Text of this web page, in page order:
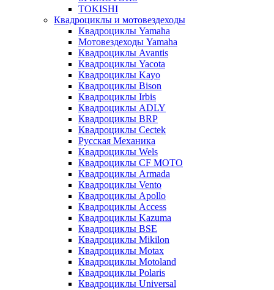
TOKISHI
Квадроциклы и мотовездеходы
Квадроциклы Yamaha
Мотовездеходы Yamaha
Квадроциклы Avantis
Квадроциклы Yacota
Квадроциклы Kayo
Квадроциклы Bison
Квадроциклы Irbis
Квадроциклы ADLY
Квадроциклы BRP
Квадроциклы Cectek
Русская Механика
Квадроциклы Wels
Квадроциклы CF MOTO
Квадроциклы Armada
Квадроциклы Vento
Квадроциклы Apollo
Квадроциклы Access
Квадроциклы Kazuma
Квадроциклы BSE
Квадроциклы Mikilon
Квадроциклы Motax
Квадроциклы Motoland
Квадроциклы Polaris
Квадроциклы Universal